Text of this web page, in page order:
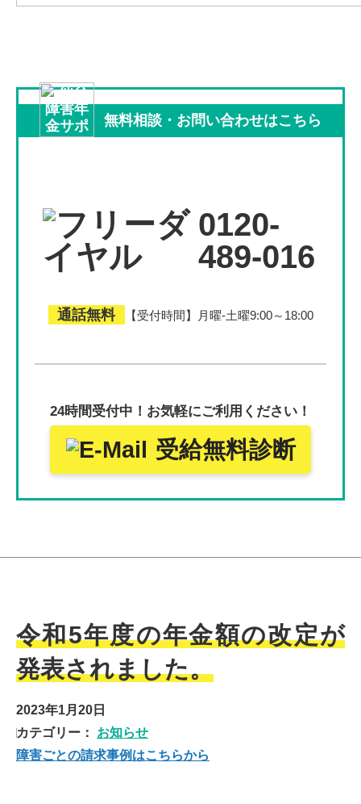
無料相談 ・ お問い合わせはこちら
0120-
489-016
通話無料 【受付時間】月曜-土曜9:00～18:00
24時間受付中！ お気軽にご利用ください！
受給無料診断
令和5年度の年金額の改定が
発表されました。
2023年1月20日
カテゴリー： お知らせ
障害ごとの請求事例はこちらから